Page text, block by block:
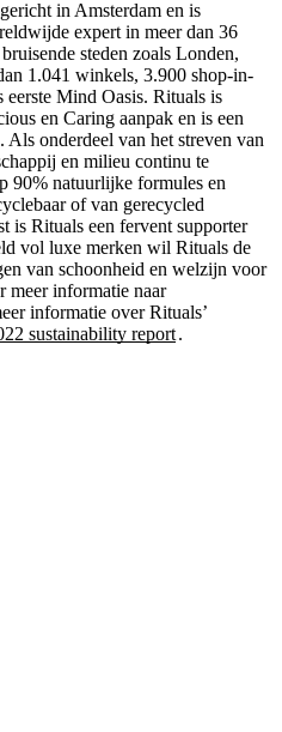
in Amsterdam en is
expert in meer dan 36
steden zoals Londen,
1.041 winkels, 3.900 shop-in-
eerste Mind Oasis. Rituals is
en Caring aanpak en is een
onderdeel van het streven van
en milieu continu te
90% natuurlijke formules en
of van gerecycled
is Rituals een fervent supporter
vol luxe merken wil Rituals de
van schoonheid en welzijn voor
meer informatie naar
informatie over Rituals’
sustainability report.